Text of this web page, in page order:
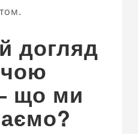
догляд
що ми